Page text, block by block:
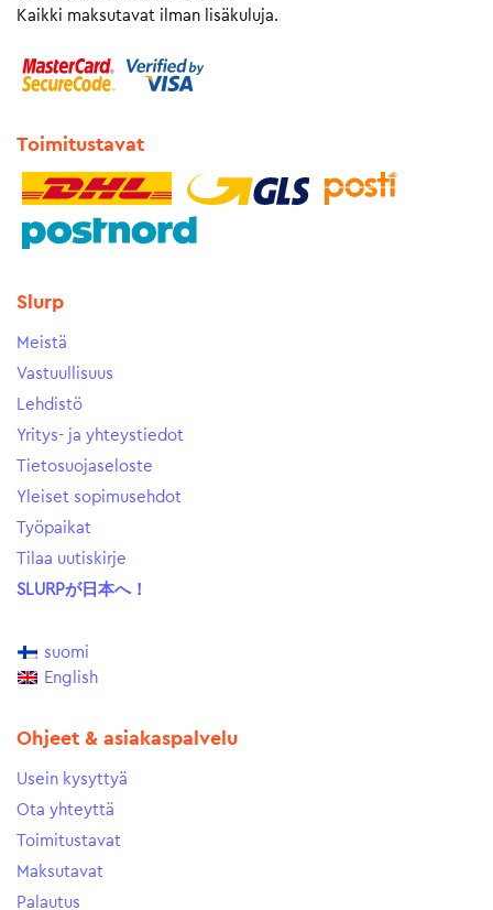
Kaikki maksutavat ilman lisäkuluja.
Toimitustavat
Slurp
Meistä
Vastuullisuus
Lehdistö
Yritys- ja yhteystiedot
Tietosuojaseloste
Yleiset sopimusehdot
Työpaikat
Tilaa uutiskirje
SLURPが日本へ！
suomi
English
Ohjeet & asiakaspalvelu
Usein kysyttyä
Ota yhteyttä
Toimitustavat
Maksutavat
Palautus